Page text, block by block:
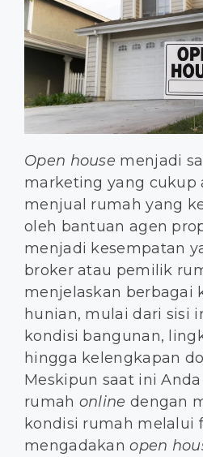
Open house menjadi
marketing yang cukup
menjual rumah yang
oleh bantuan agen
menjadi kesempatan
broker atau pemilik
menjelaskan berbagai
hunian, mulai dari sisi
kondisi bangunan,
hingga kelengkapan
Meskipun saat ini
rumah online dengan
kondisi rumah melalui
mengadakanopen